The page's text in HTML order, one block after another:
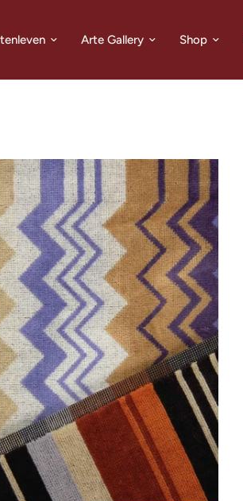
Arte Gallery Shop